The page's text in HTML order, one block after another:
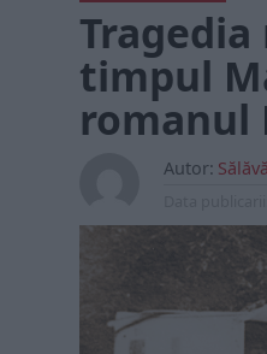
timpul
romanul
Autor: